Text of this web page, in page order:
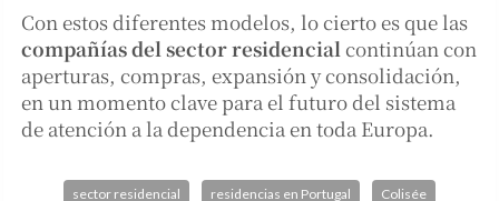
Con estos diferentes modelos, lo cierto es que las
compañías del sector residencialcontinúan con
aperturas, compras, expansión y consolidación,
en un momento clave para el futuro del sistema
de atención a la dependencia en toda Europa.
sector residencial residencias en Portugal Colisée